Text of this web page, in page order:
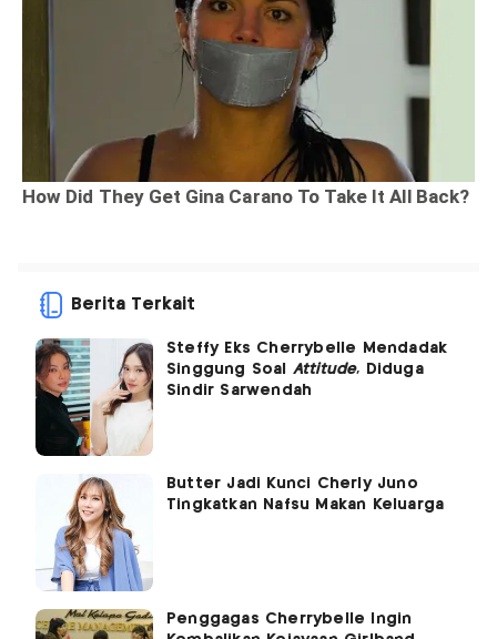
Berita Terkait
Steffy Eks Cherrybelle Mendadak
Singgung Soal Attitude, Diduga
Sindir Sarwendah
Butter Jadi Kunci Cherly Juno
Tingkatkan Nafsu Makan Keluarga
Penggagas Cherrybelle Ingin